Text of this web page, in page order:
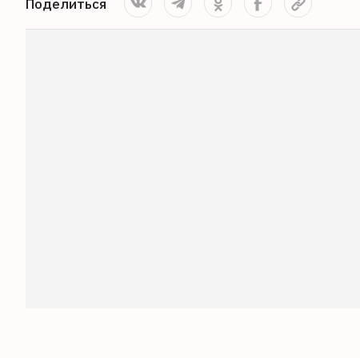
Поделиться